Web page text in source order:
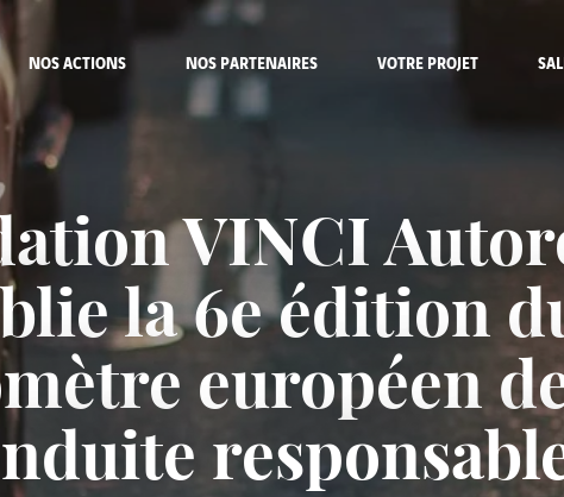
NOS ACTIONS NOS PARTENAIRES VOTRE PROJET
VINCI
la 6e édition
européen